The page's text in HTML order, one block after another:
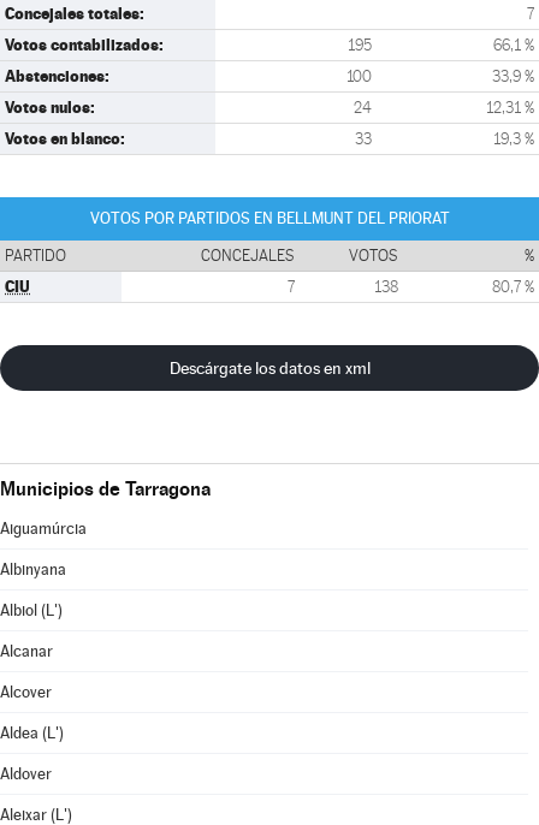
Concejales totales: 7
Votos contabilizados: 195 66,1 %
Abstenciones: 100 33,9 %
Votos nulos: 24 12,31 %
Votos en blanco: 33 19,3 %
VOTOS POR PARTIDOS EN BELLMUNT DEL PRIORAT
PARTIDO CONCEJALES VOTOS %
CIU 7 138 80,7 %
Descárgate los datos en xml
Municipios de Tarragona
Aiguamúrcia
Albinyana
Albiol (L')
Alcanar
Alcover
Aldea (L')
Aldover
Aleixar (L')